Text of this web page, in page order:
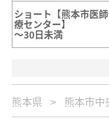
ショート【熊本市医
療センター】
～30日未満
熊本県 熊本市中